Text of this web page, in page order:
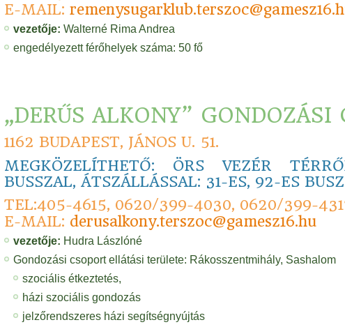
E-MAIL:
vezetője: Walterné Rima Andrea
engedélyezett férőhelyek száma: 50 fő
„DERŰS ALKONY” GONDOZÁSI
1162 BUDAPEST, JÁNOS U. 51.
MEGKÖZELÍTHETŐ: ÖRS VEZÉR
BUSSZAL, ÁTSZÁLLÁSSAL: 31-ES, 92-ES
TEL:405-4615, 0620/399-4030, 0620/399-
E-MAIL: derusalkony.terszoc@gamesz16.hu
vezetője: Hudra Lászlóné
Gondozási csoport ellátási területe: Rákosszentmihály, Sashalom
szociális étkeztetés,
házi szociális gondozás
jelzőrendszeres házi segítségnyújtás